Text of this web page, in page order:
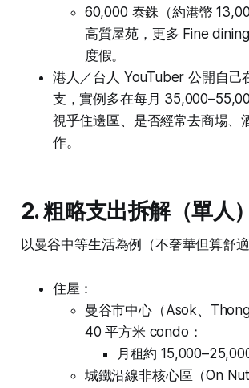
60,000 泰銖（約港幣
高質屋苑，更多 Fine
度假。
港人／台人 YouTuber 公開自己
支，實例多在每月
視乎住邊區、是否經常去商場、
作。
2. 粗略支出拆解（單人）
以曼谷中等生活為例（不奢華但算舒適
住屋：
曼谷市中心（Asok、
40 平方米 condo：
月租約
城鐵沿線非核心區（On